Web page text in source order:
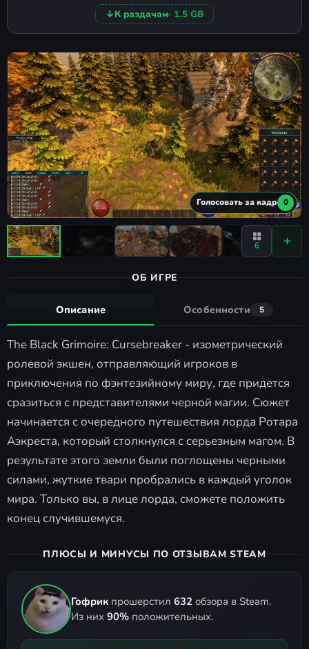
↓К раздачам· 1.5 GB
Голосовать за кадр 0
6
ОБ ИГРЕ
Описание Особенности 5
The Black Grimoire: Cursebreaker - изометрический
ролевой экшен, отправляющий игроков в
приключения по фэнтезийному миру, где придется
сразиться с представителями черной магии. Сюжет
начинается с очередного путешествия лорда Ротара
Аэкреста, который столкнулся с серьезным магом. В
результате этого земли были поглощены черными
силами, жуткие твари пробрались в каждый уголок
мира. Только вы, в лице лорда, сможете положить
конец случившемуся.
ПЛЮСЫ И МИНУСЫ ПО ОТЗЫВАМ STEAM
Гофрик прошерстил 632 обзора в Steam.
Из них 90% положительных.